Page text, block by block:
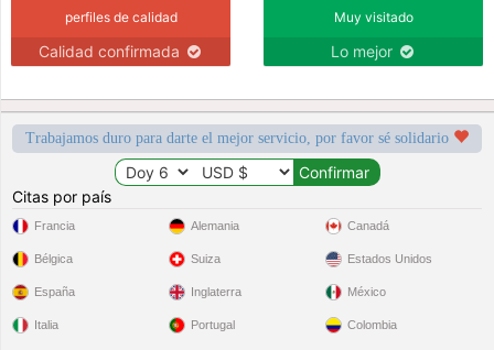
perfiles de calidad
Calidad confirmada
Muy visitado
Lo mejor
Trabajamos duro para darte el mejor servicio, por favor sé solidario
Citas por país
Francia
Bélgica
España
Italia
Alemania
Suiza
Inglaterra
Portugal
Canadá
Estados Unidos
México
Colombia